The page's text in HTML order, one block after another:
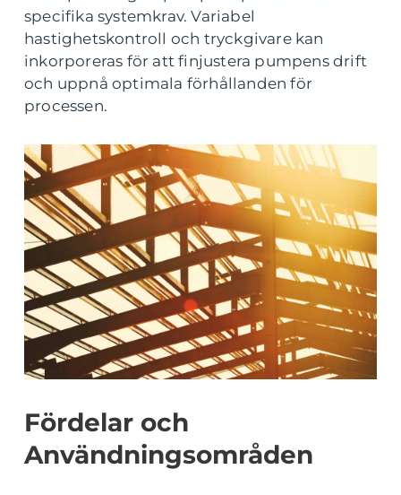
specifika systemkrav. Variabel
hastighetskontroll och tryckgivare kan
inkorporeras för att finjustera pumpens drift
och uppnå optimala förhållanden för
processen.
Fördelar och
Användningsområden